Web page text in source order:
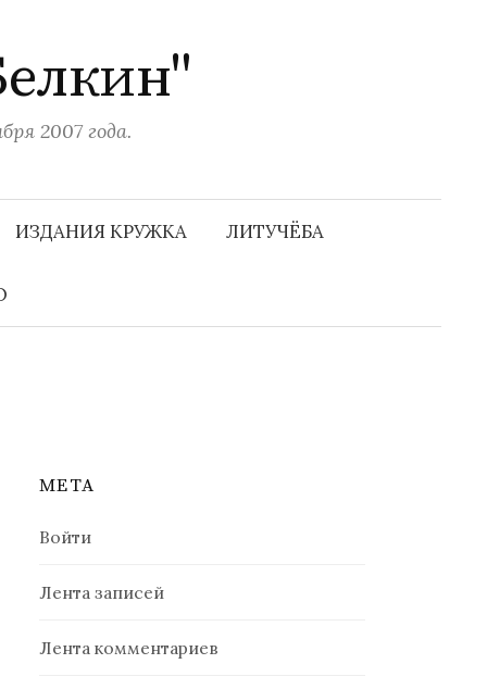
2007 года.
ИЗДАНИЯ КРУЖКА ЛИТУЧЁБА
МЕТА
Войти
Лента записей
Лента комментариев